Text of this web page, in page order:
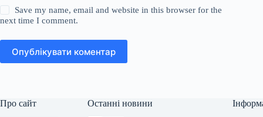
Save my name, email and website in this browser for the
next time I comment.
Опублікувати коментар
Про сайт Останні новини